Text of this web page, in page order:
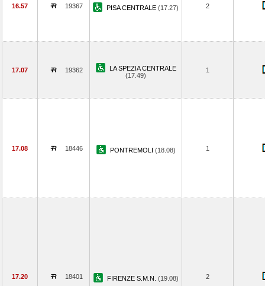
16.57 19367 PISA CENTRALE (17.27) 2
17.07 19362
LA SPEZIA CENTRALE
(17.49)
1
17.08 18446 PONTREMOLI (18.08) 1
17.20 18401 FIRENZE S.M.N. (19.08) 2